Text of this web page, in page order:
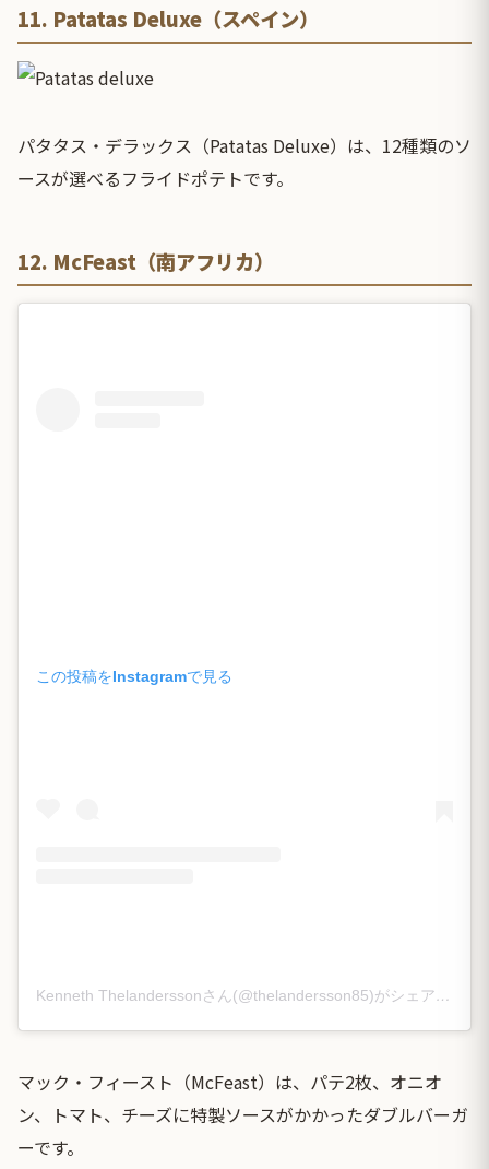
11. Patatas Deluxe（スペイン）
パタタス・デラックス（Patatas Deluxe）は、12種類のソ
ースが選べるフライドポテトです。
12. McFeast（南アフリカ）
この投稿をInstagramで見る
Kenneth Thelanderssonさん(@thelandersson85)がシェアした投稿
マック・フィースト（McFeast）は、パテ2枚、オニオ
ン、トマト、チーズに特製ソースがかかったダブルバーガ
ーです。